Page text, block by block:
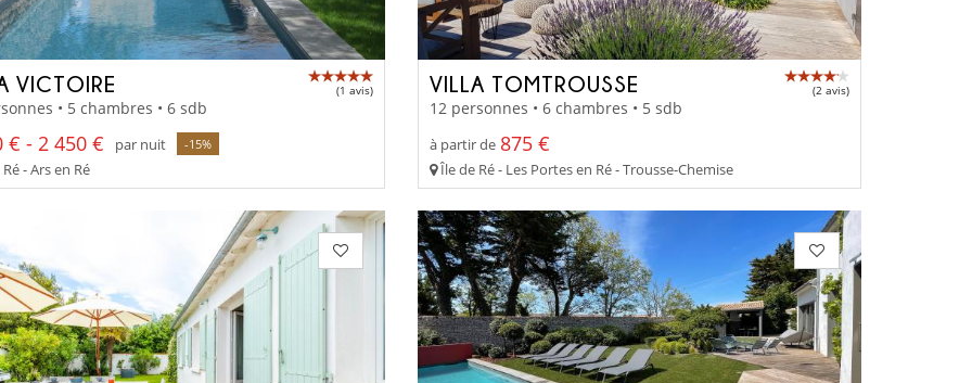
VICTOIRE (1 avis)
• 5 chambres • 6 sdb
€ - 2 450 € par nuit -15%
- Ars en Ré
VILLA TOMTROUSSE (2 avis)
12 personnes • 6 chambres • 5 sdb
à partir de 875 €
Île de Ré - Les Portes en Ré - Trousse-Chemise